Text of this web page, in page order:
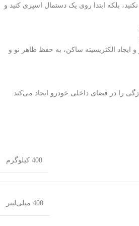
بلکه ابتدا روی یک دستمال اسپری کنید و
ایجاد الکتریسیته ساکن، به حفظ ظاهر نو و
را در فضای داخلی خودرو ایجاد می‌کند
400 کیلوگرم
400 میلی‌لیتر